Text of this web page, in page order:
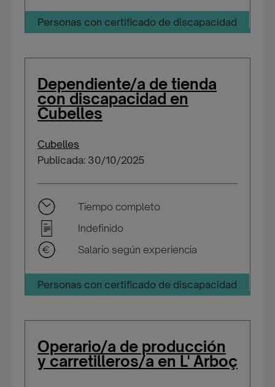
Personas con certificado de discapacidad
Dependiente/a de tienda
con discapacidad en
Cubelles
Cubelles
Publicada: 30/10/2025
Tiempo completo
Indefinido
Salario según experiencia
Personas con certificado de discapacidad
Operario/a de producción
y carretilleros/a en L' Arboç